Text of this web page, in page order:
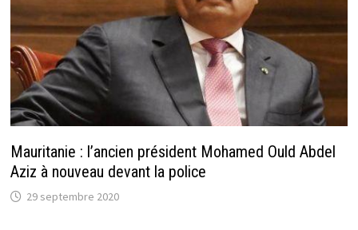
Mauritanie : l’ancien président Mohamed Ould Abdel
Aziz à nouveau devant la police
29 septembre 2020